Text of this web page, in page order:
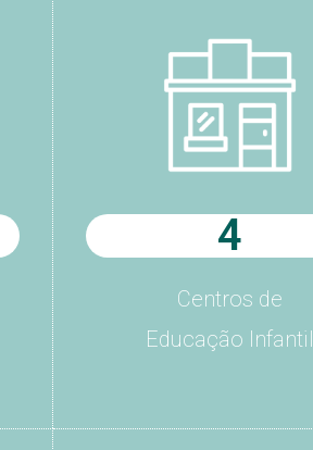
4
Centros de
Educação Infantil